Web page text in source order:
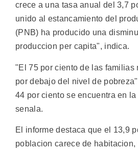
crece a una tasa anual del 3,7
unido al estancamiento del
(PNB) ha producido una
produccion per capita", indica.
"El 75 por ciento de las familias
por debajo del nivel de
44 por ciento se encuentra en
senala.
El informe destaca que el 13,9
poblacion carece de habitacion,